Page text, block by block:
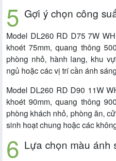
Gợi ý chọn công
Model DL260 RD D75 7W
khoét 75mm, quang thông
phòng nhỏ, hành lang, khu
ngủ hoặc các vị trí cần ánh
Model DL260 RD D90 11W
khoét 90mm, quang thông
phòng khách nhỏ, phòng ăn,
sinh hoạt chung hoặc các
Lựa chọn màu ánh